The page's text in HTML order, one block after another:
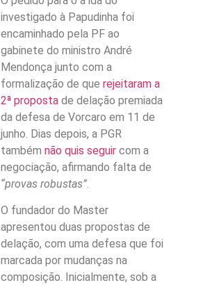
investigado à Papudinha foi
encaminhado pela PF ao
gabinete do ministro André
Mendonça junto com a
formalização de querejeitaram a
2ª proposta de delação premiada
da defesa de Vorcaro em 11 de
junho. Dias depois, a PGR
tambémnão quis seguircom a
negociação, afirmando falta de
“provas robustas”
O fundador do Master
apresentou duas propostas de
delação, com uma defesa que foi
marcada por mudanças na
composição. Inicialmente, sob a